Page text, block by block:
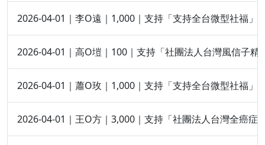
2026-04-01｜李O遠｜1,000｜支持「支持全台微型社福」
2026-04-01｜高O塏｜100｜支持「社團法人台灣風信子精
2026-04-01｜蕭O玫｜1,000｜支持「支持全台微型社福」
2026-04-01｜王O方｜3,000｜支持「社團法人台灣全癌症